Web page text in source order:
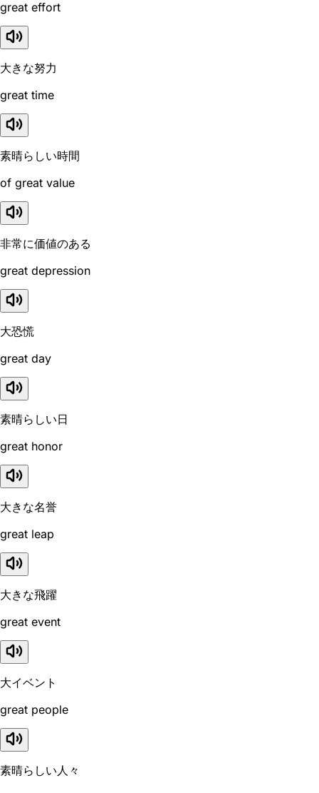
great effort
大きな努力
great time
素晴らしい時間
of great value
非常に価値のある
great depression
大恐慌
great day
素晴らしい日
great honor
大きな名誉
great leap
大きな飛躍
great event
大イベント
great people
素晴らしい人々